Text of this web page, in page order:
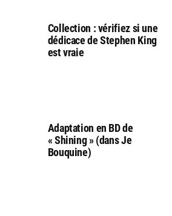
Collection : vérifiez si une
dédicace de Stephen King
est vraie
Adaptation en BD de
« Shining » (dans Je
Bouquine)